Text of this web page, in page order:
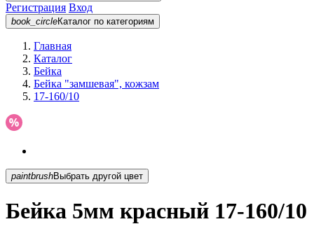
Регистрация Вход
book_circleКаталог по категориям
Главная
Каталог
Бейка
Бейка "замшевая", кожзам
17-160/10
paintbrush Выбрать другой цвет
Бейка 5мм красный 17-160/10